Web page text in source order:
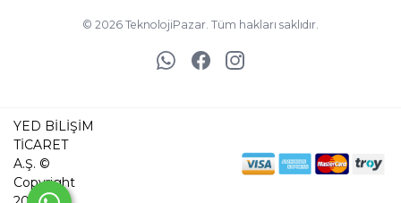
© 2026 TeknolojiPazar. Tüm hakları saklıdır.
YED BİLİŞİM
TİCARET
A.Ş. ©
Copyright